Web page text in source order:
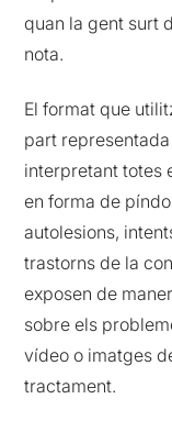
quan la gent surt
nota.
El format que
part
interpretant totes
en forma de
autolesions,
trastorns de la
exposen de
sobre els
vídeo o imatges
tractament.